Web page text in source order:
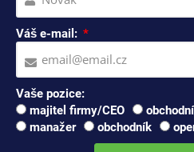
Váš e-mail:
Vaše pozice:
majitel firmy/CEO
manažer
obchodník